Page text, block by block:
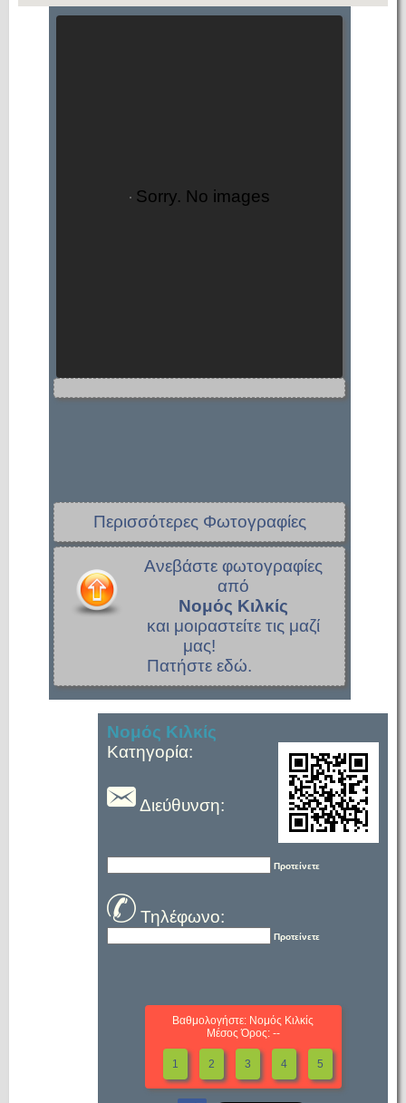
Sorry. No images
Περισσότερες Φωτογραφίες
Ανεβάστε φωτογραφίες
από
Νομός Κιλκίς
και μοιραστείτε τις μαζί
μας!
Πατήστε εδώ.
Νομός Κιλκίς
Κατηγορία:
Διεύθυνση:
Προτείνετε
Τηλέφωνο:
Προτείνετε
Βαθμολογήστε: Νομός Κιλκίς
Μέσος Όρος: --
1 2 3 4 5